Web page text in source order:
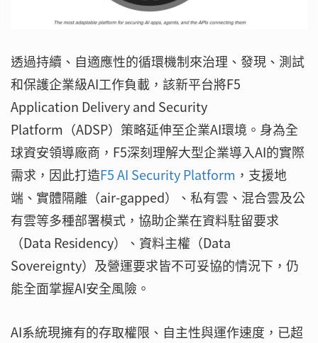
透過持續、自適應性的循環機制來治理、發現、測試
和保護企業級AI工作負載，該新平台將F5
Application Delivery and Security
Platform（ADSP）策略延伸至企業AI環境。身為全
球資安領導廠商，F5深刻理解大型企業導入AI的實際
需求，因此打造F5 AI Security Platform ，支援地
端、實體隔離（air-gapped）、私有雲、混合雲及公
有雲等多種部署模式，協助企業在資料駐留要求
（Data Residency）、資料主權（Data
Sovereignty）及營運要求皆不可妥協的情況下，仍
能全面掌握AI安全風險。
AI系統現擁有的存取權限、自主性與運作速度，已超